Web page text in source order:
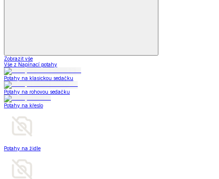
Zobrazit vše
Vše z Napínací potahy
Potahy na klasickou sedačku
Potahy na rohovou sedačku
Potahy na křeslo
Potahy na židle